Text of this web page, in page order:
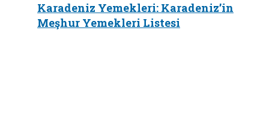
Karadeniz Yemekleri: Karadeniz’in
Meşhur Yemekleri Listesi